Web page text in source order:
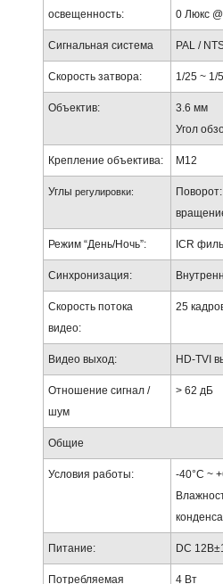
освещенность:
0 Люкс
Сигнальная система PAL /
Скорость затвора: 1/25 ~ 1/
Объектив:
3.6 мм
Угол
Крепление объектива: М12
Углы регулировки:
Поворот:
Режим “День/Ночь”: ICR
Синхронизация:
Скорость потока
видео:
25
Видео выход: HD-TVI
Отношение сигнал /
шум
> 62 дБ
Общие
Условия работы:
-40°C ~
Питание: DC
Потребляемая 4 Вт